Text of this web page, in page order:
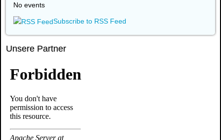
No events
Subscribe to RSS Feed
Unsere Partner